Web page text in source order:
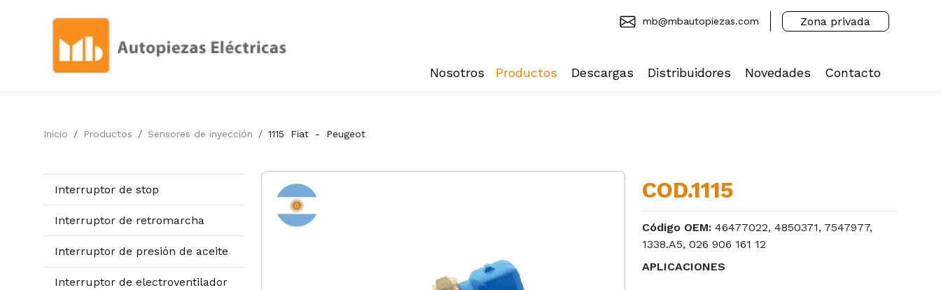
mb@mbautopiezas.com Zona privada
Nosotros Productos Descargas Distribuidores Novedades Contacto
Inicio Productos Sensores de inyección 1115 Fiat - Peugeot
Interruptor de stop
Interruptor de retromarcha
Interruptor de presión de aceite
Interruptor de electroventilador
COD.1115
Código OEM:46477022, 4850371, 7547977,
1338.A5, 026 906 161 12
APLICACIONES